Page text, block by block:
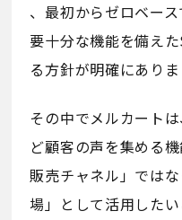
、最初からゼロベー
要十分な機能を備え
る方針が明確にありま
その中でメルカート
ど顧客の声を集める
販売チャネル」では
場」として活用した